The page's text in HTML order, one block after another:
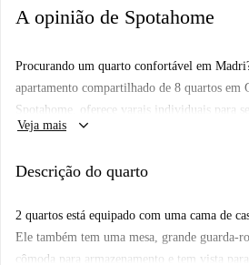
A opinião de Spotahome
Procurando um quarto confortável em
apartamento compartilhado de 8 quartos em
Spotahome, oferece varais individuais para
lavar roupa privativa, lava-louças e forno
equipada com varanda tornam este imóvel
aquecimento e Wi-Fi, estão inclusas para
Observe que este é um apartamento interno
Veja mais keyboard_arrow_down
Descrição do quarto
2 quartos está equipado com uma cama de
Ele também tem uma mesa, grande guarda-
cômoda para armazenamento e tem vista